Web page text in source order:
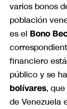
varios bonos
población
es el Bono
financiero
público y se
bolívares,
de Venezuela